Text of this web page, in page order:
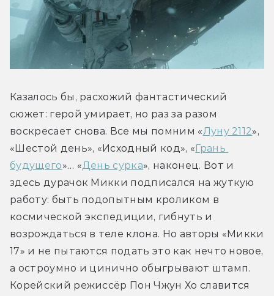
Казалось бы, расхожий фантастический
сюжет: герой умирает, но раз за разом
воскресает снова. Все мы помним «Луну 2112»,
«Шестой день», «Исходный код», «Грань
будущего»… «День сурка», наконец. Вот и
здесь дурачок Микки подписался на жуткую
работу: быть подопытным кроликом в
космической экспедиции, гибнуть и
возрождаться в теле клона. Но авторы «Микки
17» и не пытаются подать это как нечто новое,
а остроумно и цинично обыгрывают штамп.
Корейский режиссёр Пон Чжун Хо славится